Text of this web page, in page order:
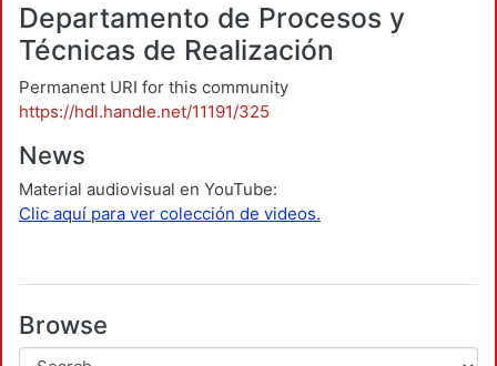
Departamento de Procesos y
Técnicas de Realización
Permanent URI for this community
https://hdl.handle.net/11191/325
News
Material audiovisual en YouTube:
Clic aquí para ver colección de videos.
Browse